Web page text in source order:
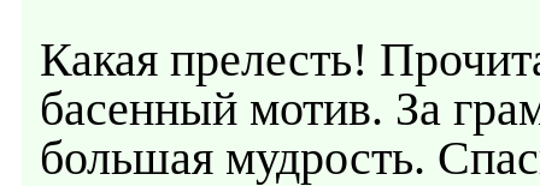
Какая прелесть!
басенный мотив. За
большая мудрость.